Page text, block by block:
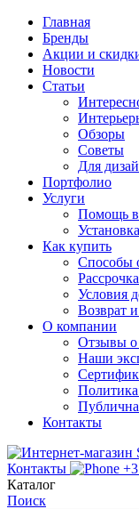
Главная
Бренды
Акции и
Новости
Статьи
Обзоры
Советы
Для
Портфолио
Услуги
Помощь в
Как купить
Способы
Рассрочка
Условия
Возврат
О компании
Отзывы о
Наши
Контакты
Контакты
Каталог
Поиск